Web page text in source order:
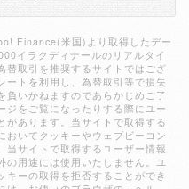
Finance(米国)より取得したデー
イラクディナールのリアルタイ
替取引を推奨するサイトではござ
ートを利用し、為替取引等で損失
負いかねますのであらかじめご了
ジをご覧になったりする際にユー
があります。当サイトで取得する
おいてクッキーやウェブビーコン
当サイトで取得するユーザー情報
の用途には使用いたしません。ユ
キーの取得を拒否することができ